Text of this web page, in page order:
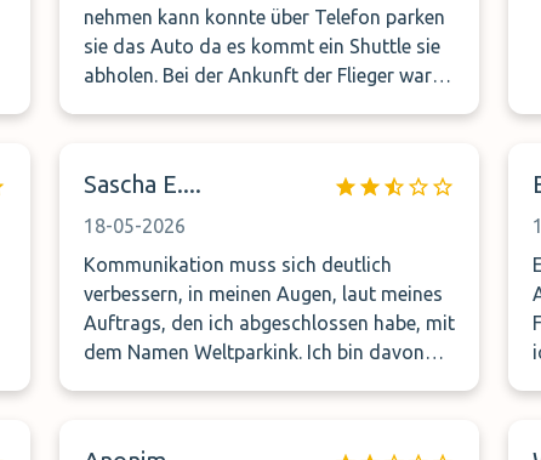
nehmen kann konnte über Telefon parken
sie das Auto da es kommt ein Shuttle sie
abholen. Bei der Ankunft der Flieger war
Sascha E....
18-05-2026
Kommunikation muss sich deutlich
verbessern, in meinen Augen, laut meines
Auftrags, den ich abgeschlossen habe, mit
dem Namen Weltparkink. Ich bin davon